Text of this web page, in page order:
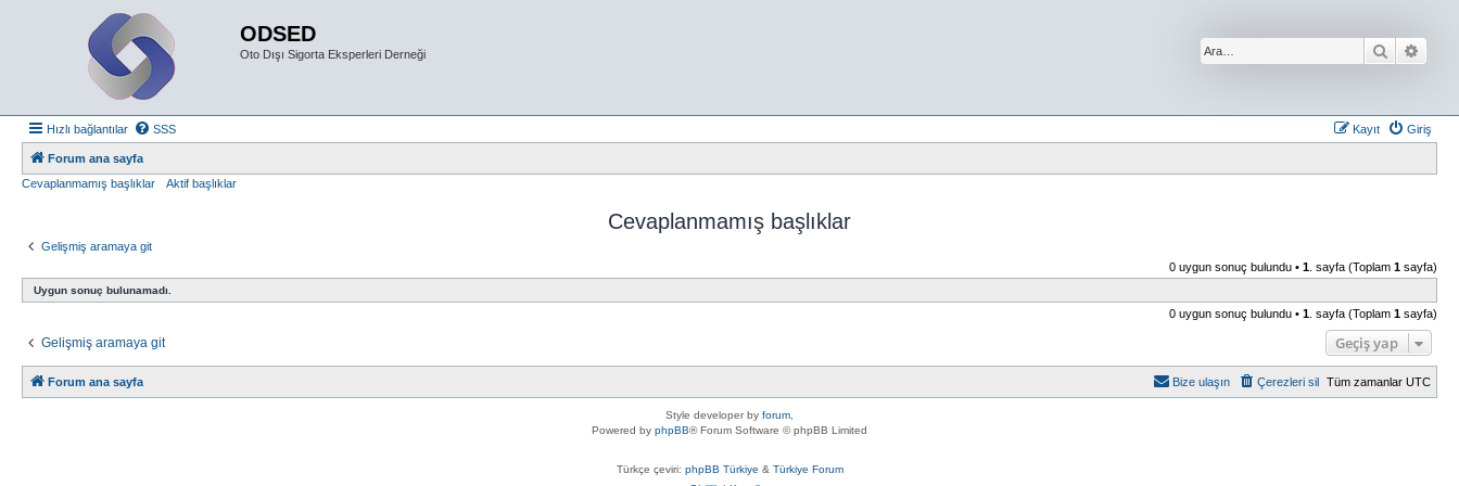
ODSED
Oto Dışı Sigorta Eksperleri Derneği Ara
Hızlı bağlantılar SSS Giriş
Kayıt
Forum ana sayfa
Cevaplanmamış başlıklar
Aktif başlıklar
Cevaplanmamış başlıklar
Gelişmiş aramaya git
0 uygun sonuç bulundu • 1 . sayfa (Toplam 1 sayfa)
Uygun sonuç bulunamadı.
0 uygun sonuç bulundu • 1 . sayfa (Toplam 1 sayfa)
Gelişmiş aramaya git Geçiş yap
Forum ana sayfa Tüm zamanlar UTC
Çerezleri sil
Bize ulaşın
Style developer by forum
Powered by phpBB® Forum Software © phpBB Limited
Türkçe çeviri: phpBB Türkiye & Türkiye Forum